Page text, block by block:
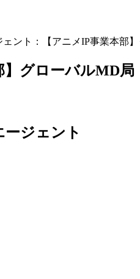
ェント：【アニメIP事業本
】グローバルMD
ジェント